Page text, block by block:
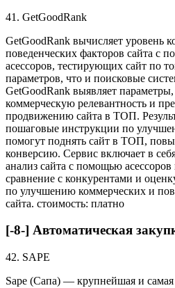
41. GetGoodRank
GetGoodRank вычисляет уровень
поведенческих факторов сайта с
асессоров, тестирующих сайт по
параметров, что и поисковые
GetGoodRank выявляет
коммерческую релевантность и
продвижению сайта в ТОП.
пошаговые инструкции по
помогут поднять сайт в ТОП,
конверсию. Сервис включает в
анализ сайта с помощью
сравнение с конкурентами и
по улучшению коммерческих и
сайта. стоимость: платно
[-8-] Автоматическая
42. SAPE
Sape (Сапа) — крупнейшая и самая